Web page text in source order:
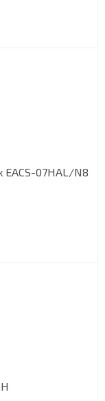
07HAL/N8